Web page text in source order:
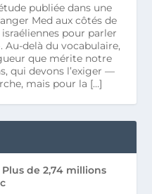
publiée dans une
Med aux côtés de
pour parler
Au-delà du vocabulaire,
que mérite notre
qui devons l’exiger —
mais pour la […]
de 2,74 millions